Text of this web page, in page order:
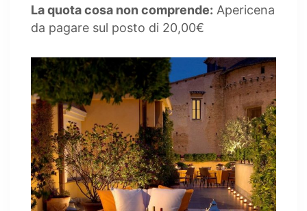
La quota cosa non comprende: Apericena
da pagare sul posto di 20,00€